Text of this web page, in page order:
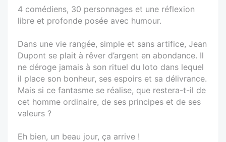
4 comédiens, 30 personnages et une réflexion
libre et profonde posée avec humour.
Dans une vie rangée, simple et sans artifice, Jean
Dupont se plait à rêver d’argent en abondance. Il
ne déroge jamais à son rituel du loto dans lequel
il place son bonheur, ses espoirs et sa délivrance.
Mais si ce fantasme se réalise, que restera-t-il de
cet homme ordinaire, de ses principes et de ses
valeurs ?
Eh bien, un beau jour, ça arrive !